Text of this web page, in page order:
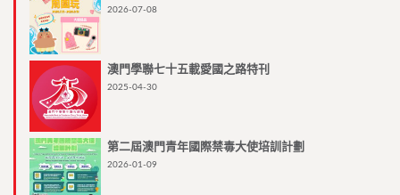
2026-07-08
澳門學聯七十五載愛國之路特刊
2025-04-30
第二屆澳門青年國際禁毒大使培訓計劃
2026-01-09